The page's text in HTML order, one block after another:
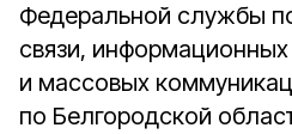
Федеральной службы
связи,
и массовых
по Белгородской